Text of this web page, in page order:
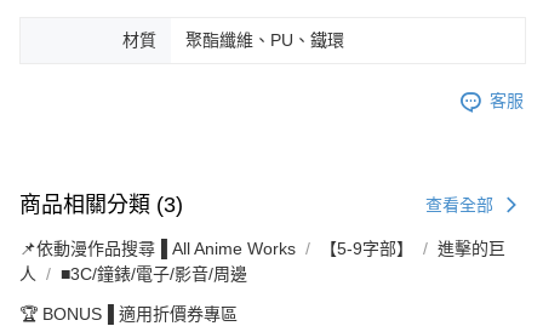
材質 聚酯纖維、PU、鐵環
客服
商品相關分類 (3) 查看全部
📌依動漫作品搜尋▐ All Anime Works 【5-9字部】
進擊的巨
人
■3C/鐘錶/電子/影音/周邊
🏆 BONUS▐ 適用折價券專區